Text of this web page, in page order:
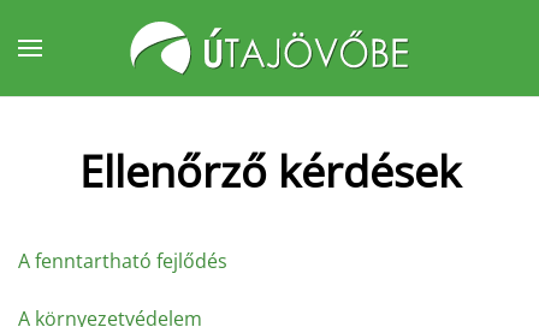
Fő tartalom átugrása
Ellenőrző kérdések
A fenntartható fejlődés
A környezetvédelem